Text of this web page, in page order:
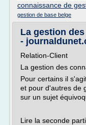
connaissance de
gestion de base belge
La gestion
-
Relation-Client
La gestion des
Pour certains il
et pour d'autres de
sur un sujet
Lire la seconde